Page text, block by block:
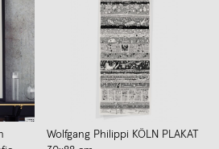
Wolfgang Philippi KÖLN PLAKAT